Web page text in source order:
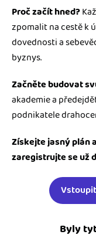
Proč začít hned?
zpomalit na cestě k
dovednosti a
byznys.
Začněte budovat
akademie a
podnikatele
Získejte jasný plán
zaregistrujte se už
Byly